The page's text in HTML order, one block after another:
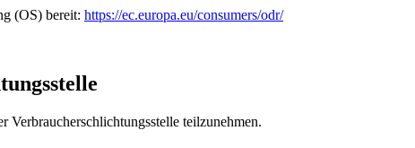
(OS) bereit: https://ec.europa.eu/consumers/odr/
teilzunehmen.